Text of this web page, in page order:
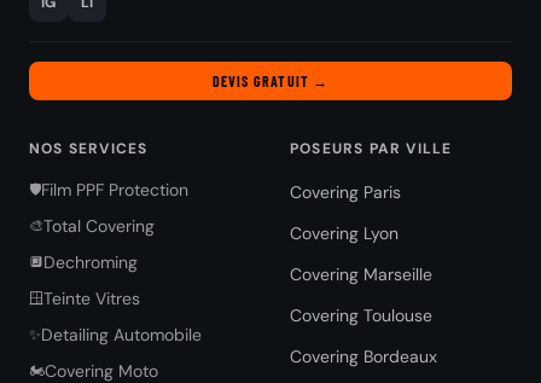
DEVIS GRATUIT →
NOS SERVICES
🛡️Film PPF Protection
🎨Total Covering
🔲Dechroming
🪟Teinte Vitres
✨Detailing Automobile
🏍️Covering Moto
POSEURS PAR VILLE
Covering Paris
Covering Lyon
Covering Marseille
Covering Toulouse
Covering Bordeaux